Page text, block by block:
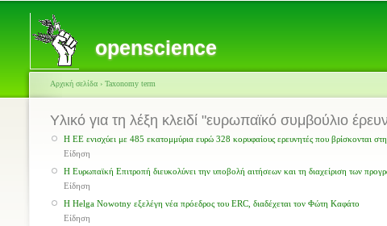
openscience
Αρχική σελίδα › Taxonomy term
Υλικό για τη λέξη κλειδί "ευρωπαϊκό συμβούλιο
Η ΕΕ ενισχύει με 485 εκατομμύρια ευρώ 328 κορυφαίους ερευνητές που βρίσκονται
Είδηση
Η Ευρωπαϊκή Επιτροπή διευκολύνει την υποβολή αιτήσεων και τη διαχείριση των
Είδηση
Η Helga Nowotny εξελέγη νέα πρόεδρος του ERC, διαδέχεται τον Φώτη Καφάτο
Είδηση